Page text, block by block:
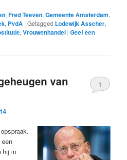
,Fred Teeven,Gemeente Amsterdam,
, PvdA |Getagged Lodewijk Asscher,
,Vrouwenhandel |Geef een
van
1
een
hij in